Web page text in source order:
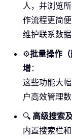
人，并浏览
作流程更简
维护联系数
⚙️批量操作
增：
这些功能大
户高效管理
🔍 高级搜索
内置搜索栏